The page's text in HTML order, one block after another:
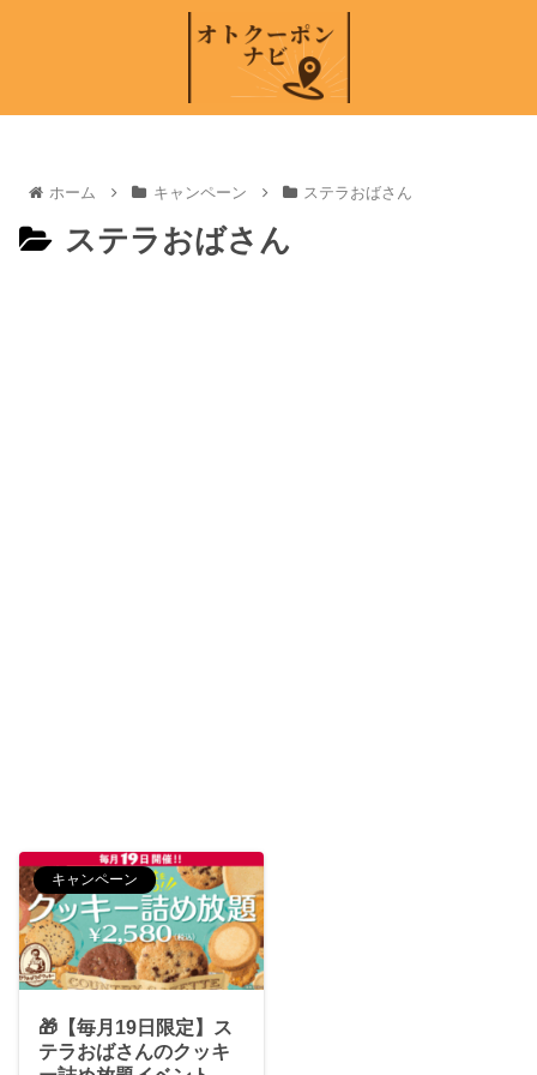
ホーム キャンペーン ステラおばさん
ステラおばさん
キャンペーン
🎁【毎月19日限定】ス
テラおばさんのクッキ